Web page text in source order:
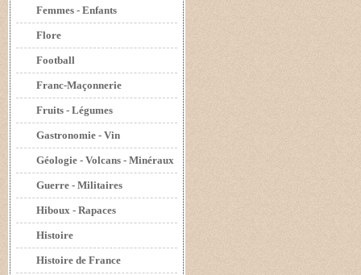
Femmes - Enfants
Flore
Football
Franc-Maçonnerie
Fruits - Légumes
Gastronomie - Vin
Géologie - Volcans - Minéraux
Guerre - Militaires
Hiboux - Rapaces
Histoire
Histoire de France